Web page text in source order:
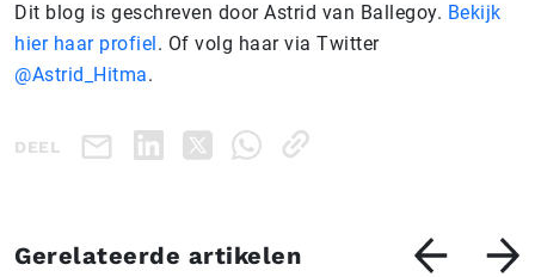
Dit blog is geschreven door Astrid van Ballegoy. Bekijk
hier haar profiel. Of volg haar via Twitter
@Astrid_Hitma.
DEEL
Gerelateerde artikelen